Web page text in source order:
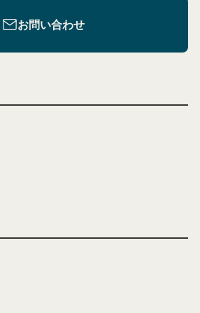
お問い合わせ